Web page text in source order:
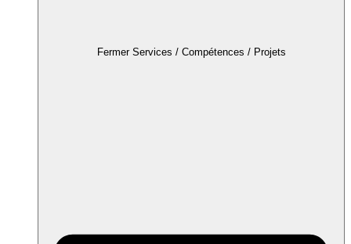
Fermer Services / Compétences / Projets